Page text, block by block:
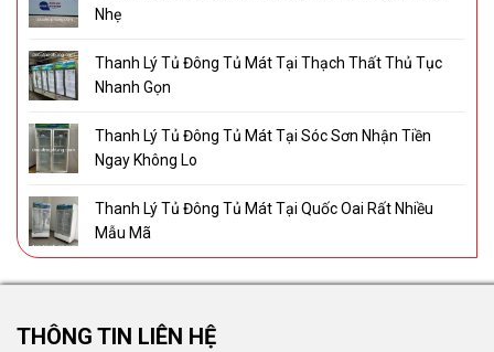
Nhẹ
Thanh Lý Tủ Đông Tủ Mát Tại Thạch Thất Thủ Tục
Nhanh Gọn
Thanh Lý Tủ Đông Tủ Mát Tại Sóc Sơn Nhận Tiền
Ngay Không Lo
Thanh Lý Tủ Đông Tủ Mát Tại Quốc Oai Rất Nhiều
Mẫu Mã
THÔNG TIN LIÊN HỆ